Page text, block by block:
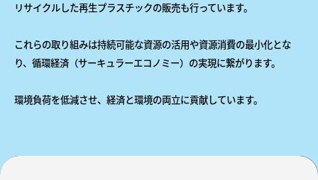
リサイクルした再生プラスチックの販売も行っています。
これらの取り組みは持続可能な資源の活用や資源消費の最小化とな
り、循環経済（サーキュラーエコノミー）の実現に繋がります。
環境負荷を低減させ、経済と環境の両立に貢献しています。